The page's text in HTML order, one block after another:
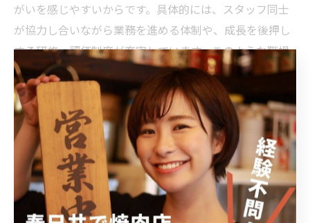
がいを感じやすいからです。具体的には、スタッフ同士
が協力し合いながら業務を進める体制や、成長を後押し
する研修・評価制度が充実しています。このような職場
では、女性が積極的にリーダーシップを発揮できるチャ
ンスが広がります。
キャリアチェンジを考える女性に春日井市が人気の理
キャリアチェンジを考える女性に春日井市が人気の理由
は、地域密着型の企業が多く、未経験者へのサポート体
制が充実しているからです。具体的には、職種ごとに段